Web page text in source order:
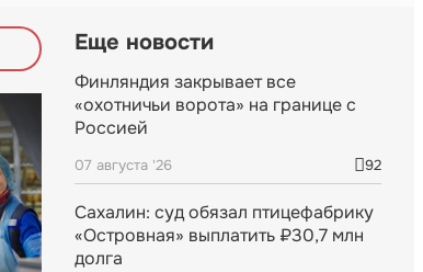
Еще новости
Финляндия закрывает все
«охотничьи ворота» на границе с
Россией
07 августа '26 92
Сахалин: суд обязал птицефабрику
«Островная» выплатить ₽30,7 млн
долга